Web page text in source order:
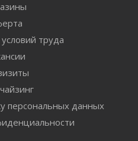
труда
персональных данных